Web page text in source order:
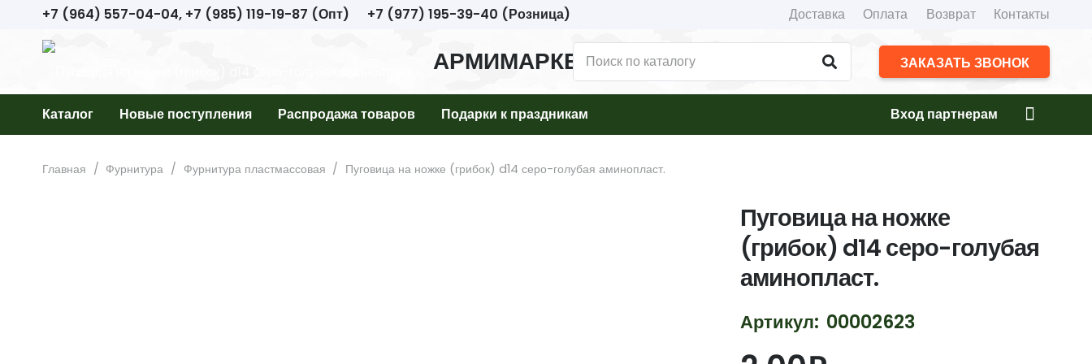
+7 (964) 557-04-04, +7 (985) 119-19-87 (Опт) +7 (977) 195-39-40 (Розница) Доставка Оплата Возврат Контакты
АРМИМАРКЕТ ЗАКАЗАТЬ ЗВОНОК
Каталог Новые поступления Распродажа товаров Подарки к праздникам Вход партнерам
Главная / Фурнитура / Фурнитура пластмассовая / Пуговица на ножке (грибок) d14 серо-голубая аминопласт.
Пуговица на ножке
(грибок) d14 серо-голубая
аминопласт.
Артикул: 00002623